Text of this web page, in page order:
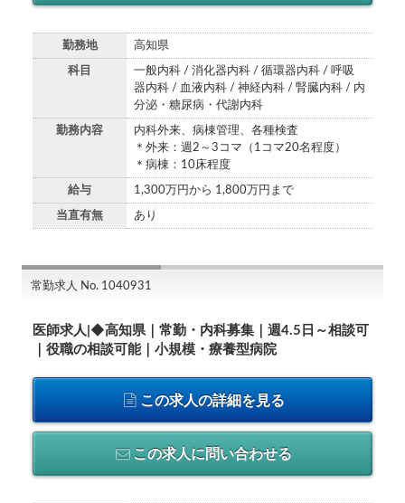
勤務地 高知県
科目
一般内科 / 消化器内科 / 循環器内科 / 呼吸
器内科 / 血液内科 / 神経内科 / 腎臓内科 / 内
分泌・糖尿病・代謝内科
勤務内容
内科外来、病棟管理、各種検査
＊外来：週2～3コマ（1コマ20名程度）
＊病棟：10床程度
給与 1,300万円から 1,800万円まで
当直有無 あり
常勤求人 No. 1040931
医師求人|◆高知県｜常勤・内科募集｜週4.5日～相談可
｜役職の相談可能｜小規模・療養型病院
この求人の詳細を見る
この求人に問い合わせる